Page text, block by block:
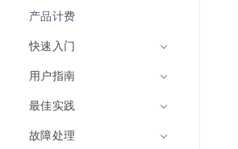
产品计费
快速入门
用户指南
最佳实践
故障处理